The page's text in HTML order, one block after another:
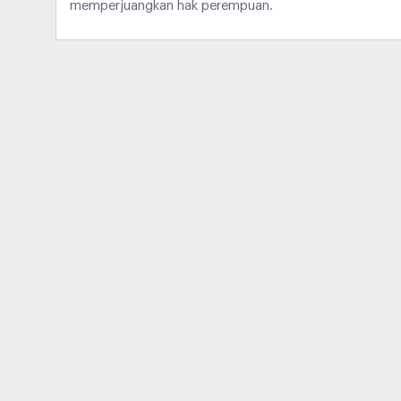
memperjuangkan hak perempuan.